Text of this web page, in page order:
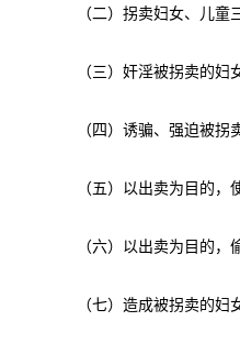
（二）拐卖妇女、儿童三
（三）奸淫被拐卖的妇女
（四）诱骗、强迫被拐卖
（五）以出卖为目的，使
（六）以出卖为目的，偷
（七）造成被拐卖的妇女